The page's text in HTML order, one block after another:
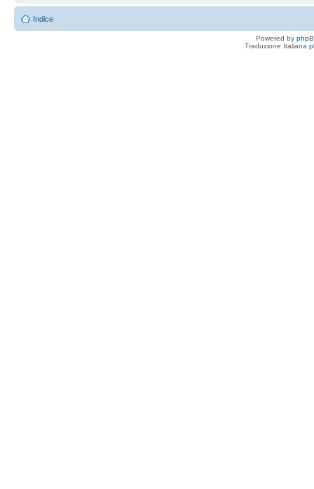
Indice
Powered by
Traduzione Italiana